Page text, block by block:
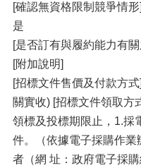
[確認無資格限制競爭情形]
是
[是否訂有與履約能力有
[附加說明]
[招標文件售價及付款方
關實收) [招標文件領取方
領標及投標期限止，1.採
件。（依據電子採購作
者（網 址：政府電子採